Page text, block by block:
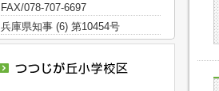
FAX/078-707-6697
兵庫県知事 (6) 第10454号